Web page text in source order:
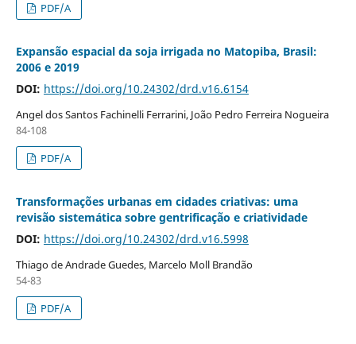
PDF/A
Expansão espacial da soja irrigada no Matopiba, Brasil:
2006 e 2019
DOI: https://doi.org/10.24302/drd.v16.6154
Angel dos Santos Fachinelli Ferrarini, João Pedro Ferreira Nogueira
84-108
PDF/A
Transformações urbanas em cidades criativas: uma
revisão sistemática sobre gentrificação e criatividade
DOI: https://doi.org/10.24302/drd.v16.5998
Thiago de Andrade Guedes, Marcelo Moll Brandão
54-83
PDF/A